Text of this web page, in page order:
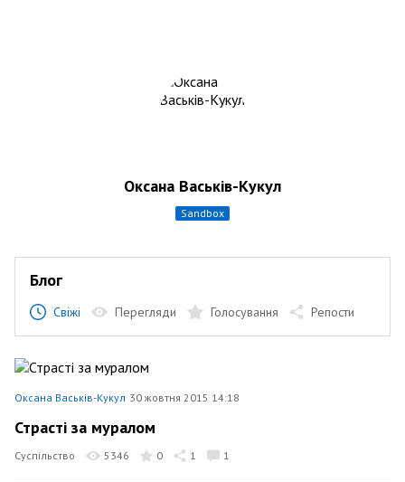
Оксана Васьків-Кукул
sandbox
Блог
Свіжі Перегляди Голосування Репости
Оксана Васьків-Кукул 30 жовтня 2015 14:18
Страсті за муралом
Суспільство 5346 0 1 1